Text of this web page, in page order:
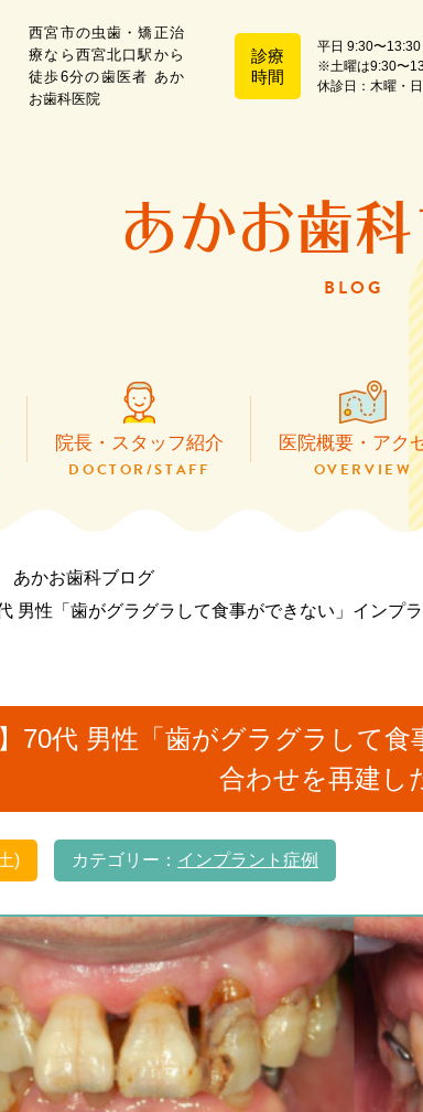
西宮市の虫歯・矯正治
療なら西宮北口駅から
徒歩6分の歯医者 あか
お歯科医院
診療
時間
平日 9:30〜
※土曜は9:30〜
休診日：木曜・
虫歯治療
小児歯科
マタニティ歯
あかお歯
BLOG
院長・スタッフ紹介
DOCTOR/STAFF
医院概要・アク
OVERVIEW
根管治療 歯周病治療
セラミック治療 ホワイトニング イン
マタニティ歯科 アクティブシニア
あかお歯科ブログ
男性「歯がグラグラして食事ができない」インプ
70代 男性「歯がグラグラして
合わせを再建し
) カテゴリー： インプラント症例